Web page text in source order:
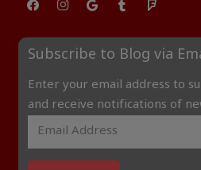
Subscribe to Blog via
Enter your email address to
and receive notifications of